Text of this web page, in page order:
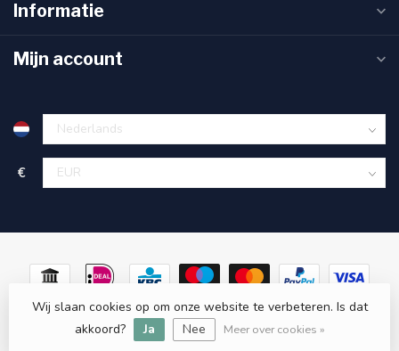
Informatie
Mijn account
€
© Copyright 2026 Sanitas Verde- Powered byLightspeed -
Lightspeed design
Dyvelopment
Wij slaan cookies op om onze website te verbeteren. Is dat
akkoord?
Ja Nee Meer over cookies »